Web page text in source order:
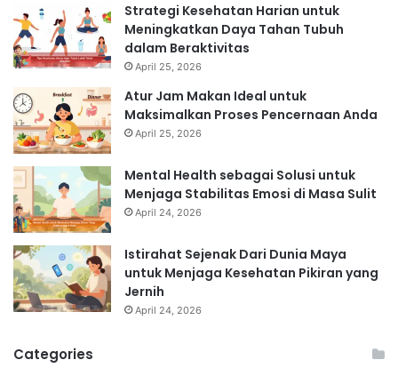
Strategi Kesehatan Harian untuk
Meningkatkan Daya Tahan Tubuh
dalam Beraktivitas
April 25, 2026
Atur Jam Makan Ideal untuk
Maksimalkan Proses Pencernaan Anda
April 25, 2026
Mental Health sebagai Solusi untuk
Menjaga Stabilitas Emosi di Masa Sulit
April 24, 2026
Istirahat Sejenak Dari Dunia Maya
untuk Menjaga Kesehatan Pikiran yang
Jernih
April 24, 2026
Categories